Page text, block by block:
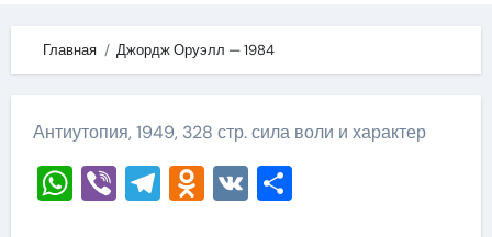
Главная Джордж Оруэлл — 1984
Антиутопия, 1949, 328 стр. сила воли и характер
WhatsApp
ViberTelegram
Odnoklassniki
VKОтправить